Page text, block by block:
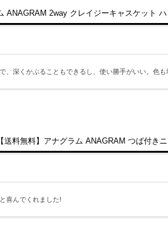
2way クレイジーキャスケット
深くかぶることもできるし、使い勝手がいい。色
料無料】アナグラム ANAGRAM つば付き
喜んでくれました!